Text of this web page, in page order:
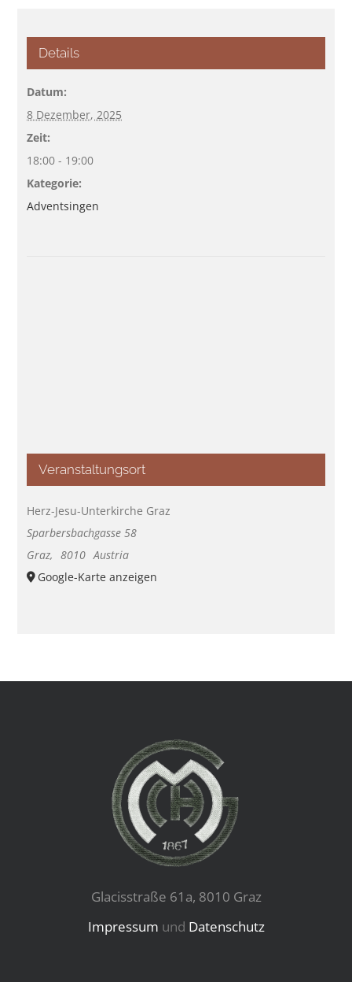
Details
Datum:
8 Dezember, 2025
Zeit:
18:00 - 19:00
Kategorie:
Adventsingen
Veranstaltungsort
Herz-Jesu-Unterkirche Graz
Sparbersbachgasse 58
Graz, 8010 Austria
Google-Karte anzeigen
Glacisstraße 61a, 8010 Graz
Impressum und Datenschutz